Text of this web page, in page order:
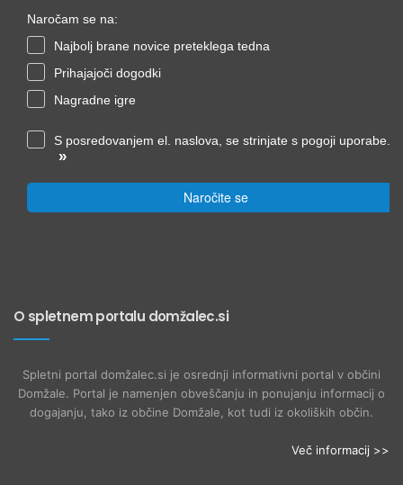
Naročam se na:
Najbolj brane novice preteklega tedna
Prihajajoči dogodki
Nagradne igre
S posredovanjem el. naslova, se strinjate s pogoji uporabe.
»
Naročite se
O spletnem portalu domžalec.si
Spletni portal domžalec.si je osrednji informativni portal v občini
Domžale. Portal je namenjen obveščanju in ponujanju informacij o
dogajanju, tako iz občine Domžale, kot tudi iz okoliških občin.
Več informacij >>